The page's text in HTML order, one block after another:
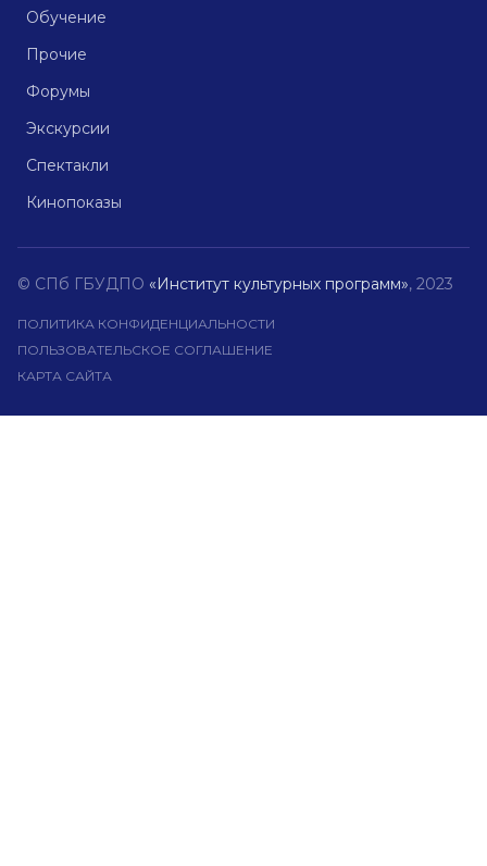
Обучение
Прочие
Форумы
Экскурсии
Спектакли
Кинопоказы
© СПб ГБУДПО «Институт культурных программ», 2023
ПОЛИТИКА КОНФИДЕНЦИАЛЬНОСТИ
ПОЛЬЗОВАТЕЛЬСКОЕ СОГЛАШЕНИЕ
КАРТА САЙТА